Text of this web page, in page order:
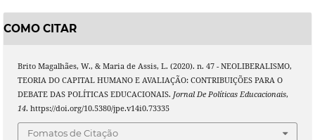
COMO CITAR
Brito Magalhães, W., & Maria de Assis, L. (2020). n. 47 - NEOLIBERALISMO,
TEORIA DO CAPITAL HUMANO E AVALIAÇÃO: CONTRIBUIÇÕES PARA O
DEBATE DAS POLÍTICAS EDUCACIONAIS. Jornal De Políticas Educacionais,
14. https://doi.org/10.5380/jpe.v14i0.73335
Fomatos de Citação